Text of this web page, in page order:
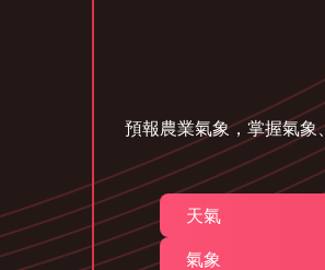
預報農業氣象，掌握氣象
天氣
氣象